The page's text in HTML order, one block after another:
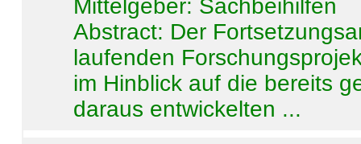
Mittelgeber: Sachbeihilfen
Abstract: Der
laufenden
im Hinblick auf die bereits
daraus entwickelten ...